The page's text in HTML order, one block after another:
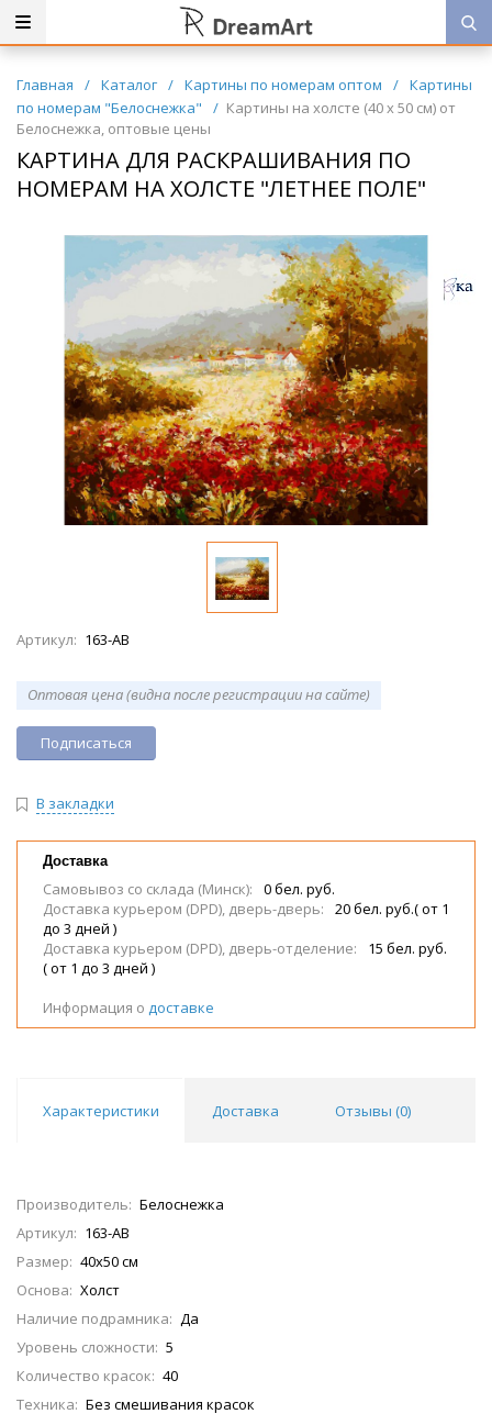
Главная / Каталог / Картины по номерам оптом / Картины
по номерам "Белоснежка"
/ Картины на холсте (40 х 50 см) от
Белоснежка, оптовые цены
КАРТИНА ДЛЯ РАСКРАШИВАНИЯ ПО
НОМЕРАМ НА ХОЛСТЕ "ЛЕТНЕЕ ПОЛЕ"
Артикул: 163-AB
Оптовая цена (видна после регистрации на сайте)
Подписаться
В закладки
Доставка
Самовывоз со склада (Минск):
0 бел. руб.
Доставка курьером (DPD), дверь-дверь:
20 бел. руб.( от 1
до 3 дней )
Доставка курьером (DPD), дверь-отделение:
15 бел. руб.
( от 1 до 3 дней )
Информация о доставке
Характеристики Доставка Отзывы (0)
Производитель: Белоснежка
Артикул: 163-AB
Размер: 40х50 см
Основа: Холст
Наличие подрамника: Да
Уровень сложности: 5
Количество красок: 40
Техника: Без смешивания красок